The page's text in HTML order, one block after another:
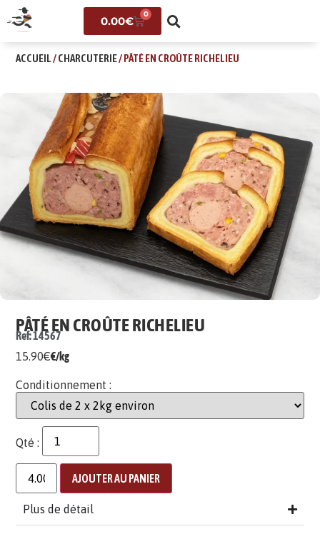
0.00€
0
ACCUEIL/CHARCUTERIE/ PÂTÉ EN CROÛTE RICHELIEU
PÂTÉ EN CROÛTE RICHELIEU
Ref: 14567
15.90€€/kg
Conditionnement :
Qté :
AJOUTER AU PANIER
Plus de détail